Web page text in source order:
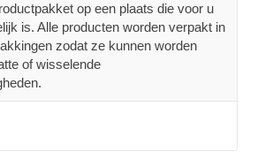
op een plaats die voor u
is. Alle producten worden verpakt in
zodat ze kunnen worden
of wisselende